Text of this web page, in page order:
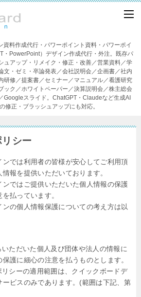
資料作成代行・パワーポイント資料・パワーポイ
・PowerPoint）デザイン作成代行・外注。既存パ
ュアップ・リメイク・修正・改善／営業資料／学
文・ゼミ・卒論発表／会社説明会／企画書／社内
研修／提案書／セミナー／マニュアル／看護研究
ック／ホワイトペーパー／決算説明会／株主総会
Googleスライド。ChatGPT・Claudeなど生成AI
修正・ブラッシュアップにも対応。
シー
ンでは利用者の皆様が安心してご利用頂
報を提供いただいております。
ンではご提供いただいた個人情報の保護
払っています。
の個人情報保護についての考え方は以
ただいた個人及び団体や法人の情報に
護に細心の注意を払うものとします。
シーの適用範囲は、クイックボードデ
ビスのみであります。(範囲は下記、第